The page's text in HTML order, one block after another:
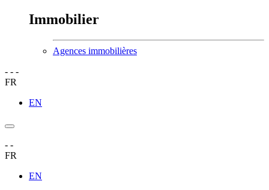
Immobilier
Agences immobilières
- - -
FR
EN
- -
FR
EN